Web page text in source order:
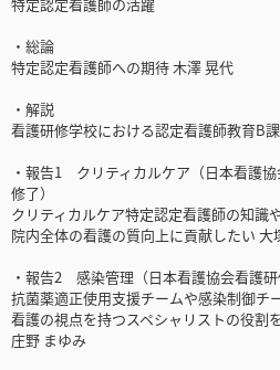
・総論
特定認定看護師への期待 木澤 晃代
・解説
看護研修学校における認定看護師教育B
・報告1 クリティカルケア（日本看護
修了）
クリティカルケア特定認定看護師の知識
院内全体の看護の質向上に貢献したい
・報告2 感染管理（日本看護協会看護研
抗菌薬適正使用支援チームや感染制御チ
看護の視点を持つスペシャリストの役割
庄野 まゆみ